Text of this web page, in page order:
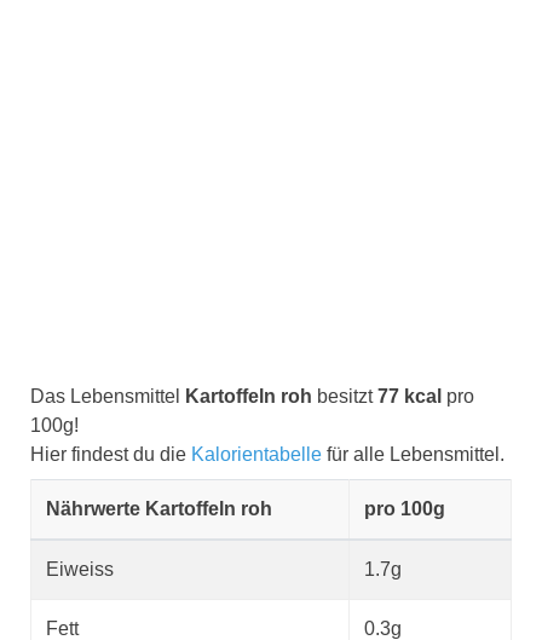
Das Lebensmittel Kartoffeln roh besitzt77 kcal pro
100g!
Hier findest du die Kalorientabelle für alle Lebensmittel.
Nährwerte Kartoffeln roh pro 100g
Eiweiss 1.7g
Fett 0.3g